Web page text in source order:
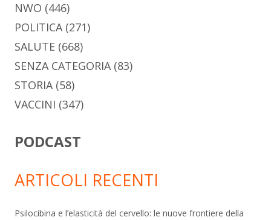
NWO (446)
POLITICA(271)
SALUTE (668)
SENZA CATEGORIA(83)
STORIA(58)
VACCINI (347)
PODCAST
ARTICOLI RECENTI
Psilocibina e l’elasticità del cervello: le nuove frontiere della